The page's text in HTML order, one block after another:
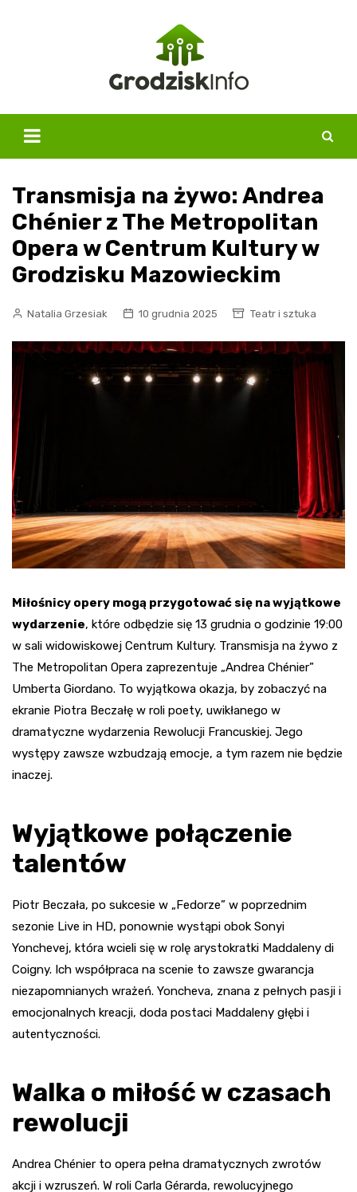
Transmisja na żywo: Andrea
Chénier z The Metropolitan
Opera w Centrum Kultury w
Grodzisku Mazowieckim
Natalia Grzesiak 10 grudnia 2025 Teatr i sztuka
Miłośnicy opery mogą przygotować się na wyjątkowe
wydarzenie, które odbędzie się 13 grudnia o godzinie 19:00
w sali widowiskowej Centrum Kultury. Transmisja na żywo z
The Metropolitan Opera zaprezentuje „Andrea Chénier”
Umberta Giordano. To wyjątkowa okazja, by zobaczyć na
ekranie Piotra Beczałę w roli poety, uwikłanego w
dramatyczne wydarzenia Rewolucji Francuskiej. Jego
występy zawsze wzbudzają emocje, a tym razem nie będzie
inaczej.
Wyjątkowe połączenie
talentów
Piotr Beczała, po sukcesie w „Fedorze” w poprzednim
sezonie Live in HD, ponownie wystąpi obok Sonyi
Yonchevej, która wcieli się w rolę arystokratki Maddaleny di
Coigny. Ich współpraca na scenie to zawsze gwarancja
niezapomnianych wrażeń. Yoncheva, znana z pełnych pasji i
emocjonalnych kreacji, doda postaci Maddaleny głębi i
autentyczności.
Walka o miłość w czasach
rewolucji
Andrea Chénier to opera pełna dramatycznych zwrotów
akcji i wzruszeń. W roli Carla Gérarda, rewolucyjnego